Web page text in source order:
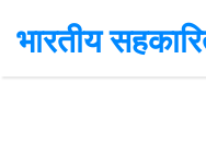
भारतीय